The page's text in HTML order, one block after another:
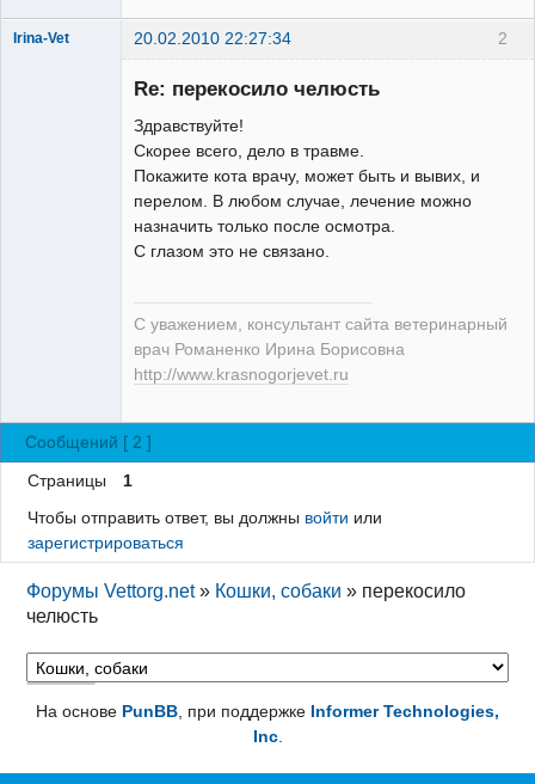
2
Irina-Vet 20.02.2010 22:27:34
Re: перекосило челюсть
Здравствуйте!
Скорее всего, дело в травме.
Покажите кота врачу, может быть и вывих, и
перелом. В любом случае, лечение можно
назначить только после осмотра.
С глазом это не связано.
С уважением, консультант сайта ветеринарный
врач Романенко Ирина Борисовна
http://www.krasnogorjevet.ru
Сообщений [ 2 ]
Страницы
1
Чтобы отправить ответ, вы должны войти или
зарегистрироваться
Форумы Vettorg.net » Кошки, собаки » перекосило
челюсть
На основе PunBB, при поддержке Informer Technologies,
Inc.